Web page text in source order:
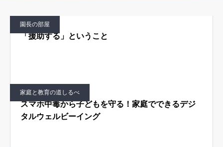
園長の部屋
「援助する」ということ
家庭と教育の道しるべ
スマホ中毒から子どもを守る！家庭でできるデジ
タルウェルビーイング
知能工作研究所
テラゴヤ週報
お問い合わせ ご利用規約